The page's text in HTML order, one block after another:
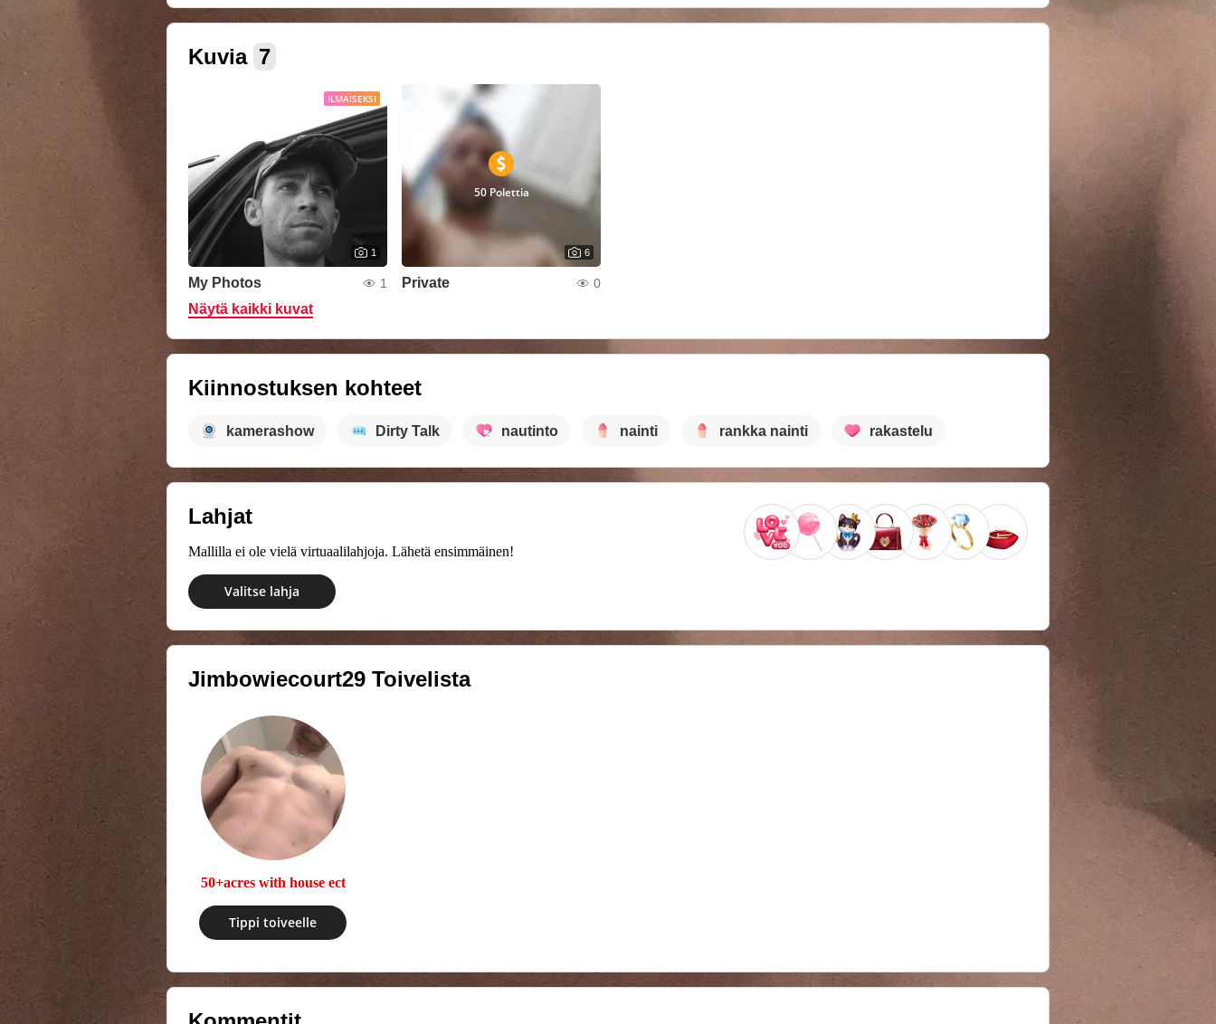
Kuvia 7
ILMAISEKSI
1
My Photos 1
50 Polettia
6
Private 0
Näytä kaikki kuvat
Kiinnostuksen kohteet
kamerashow Dirty Talk nautinto nainti rankka nainti rakastelu
Lahjat
Mallilla ei ole vielä virtuaalilahjoja. Lähetä ensimmäinen!
Valitse lahja
Jimbowiecourt29 Toivelista
50+acres with house ect
Tippi toiveelle